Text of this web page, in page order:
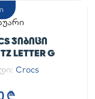
ᲯᲘᲑᲘᲪᲘ
LETTER G
Crocs
₾